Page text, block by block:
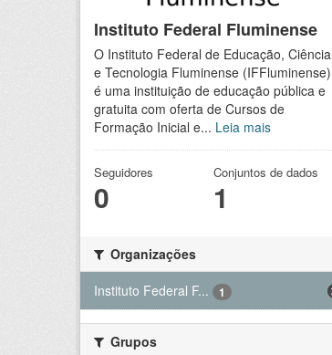
Instituto Federal Fluminense
O Instituto Federal de Educação, Ciência
e Tecnologia Fluminense (IFFluminense)
é uma instituição de educação pública e
gratuita com oferta de Cursos de
Formação Inicial e... Leia mais
Seguidores
0
Conjuntos de dados
1
Organizações
Instituto Federal F...
1
Grupos